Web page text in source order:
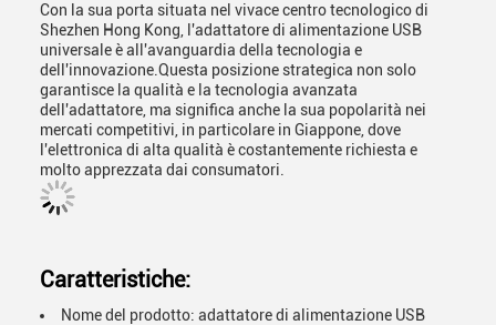
Con la sua porta situata nel vivace centro tecnologico di
Shezhen Hong Kong, l'adattatore di alimentazione USB
universale è all'avanguardia della tecnologia e
dell'innovazione.Questa posizione strategica non solo
garantisce la qualità e la tecnologia avanzata
dell'adattatore, ma significa anche la sua popolarità nei
mercati competitivi, in particolare in Giappone, dove
l'elettronica di alta qualità è costantemente richiesta e
molto apprezzata dai consumatori.
Caratteristiche:
Nome del prodotto: adattatore di alimentazione USB